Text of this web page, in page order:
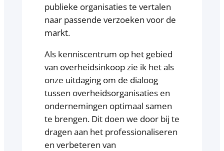
publieke organisaties te vertalen
naar passende verzoeken voor de
markt.
Als kenniscentrum op het gebied
van overheidsinkoop zie ik het als
onze uitdaging om de dialoog
tussen overheidsorganisaties en
ondernemingen optimaal samen
te brengen. Dit doen we door bij te
dragen aan het professionaliseren
en verbeteren van